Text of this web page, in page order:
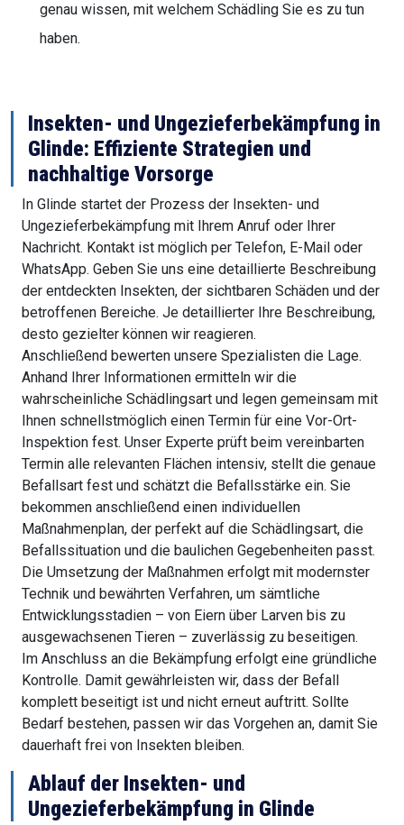
genau wissen, mit welchem Schädling Sie es zu tun
haben.
Insekten- und Ungezieferbekämpfung in
Glinde: Effiziente Strategien und
nachhaltige Vorsorge
In Glinde startet der Prozess der Insekten- und
Ungezieferbekämpfung mit Ihrem Anruf oder Ihrer
Nachricht. Kontakt ist möglich per Telefon, E-Mail oder
WhatsApp. Geben Sie uns eine detaillierte Beschreibung
der entdeckten Insekten, der sichtbaren Schäden und der
betroffenen Bereiche. Je detaillierter Ihre Beschreibung,
desto gezielter können wir reagieren.
Anschließend bewerten unsere Spezialisten die Lage.
Anhand Ihrer Informationen ermitteln wir die
wahrscheinliche Schädlingsart und legen gemeinsam mit
Ihnen schnellstmöglich einen Termin für eine Vor-Ort-
Inspektion fest. Unser Experte prüft beim vereinbarten
Termin alle relevanten Flächen intensiv, stellt die genaue
Befallsart fest und schätzt die Befallsstärke ein. Sie
bekommen anschließend einen individuellen
Maßnahmenplan, der perfekt auf die Schädlingsart, die
Befallssituation und die baulichen Gegebenheiten passt.
Die Umsetzung der Maßnahmen erfolgt mit modernster
Technik und bewährten Verfahren, um sämtliche
Entwicklungsstadien – von Eiern über Larven bis zu
ausgewachsenen Tieren – zuverlässig zu beseitigen.
Im Anschluss an die Bekämpfung erfolgt eine gründliche
Kontrolle. Damit gewährleisten wir, dass der Befall
komplett beseitigt ist und nicht erneut auftritt. Sollte
Bedarf bestehen, passen wir das Vorgehen an, damit Sie
dauerhaft frei von Insekten bleiben.
Ablauf der Insekten- und
Ungezieferbekämpfung in Glinde